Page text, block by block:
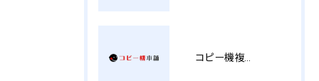
コピー機複合機の選び方と費用比較 MT